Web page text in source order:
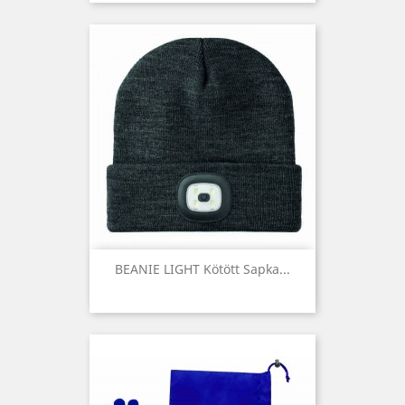
BEANIE LIGHT Kötött Sapka...